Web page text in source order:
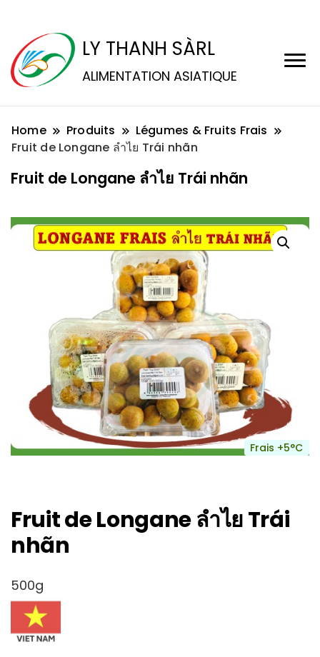
LY THANH SÀRL
ALIMENTATION ASIATIQUE
Home Produits
Légumes & Fruits Frais
Fruit de Longane ลำไย Trái nhãn
Fruit de Longane ลำไย Trái nhãn
Frais +5°C
Fruit de Longane ลำไย Trái
nhãn
500g